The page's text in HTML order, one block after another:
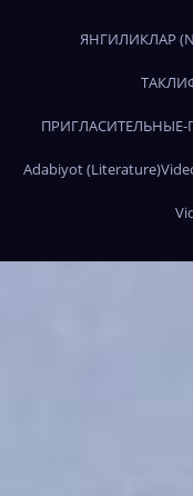
ЯНГИЛИКЛАР
Adabiyot (Literature)